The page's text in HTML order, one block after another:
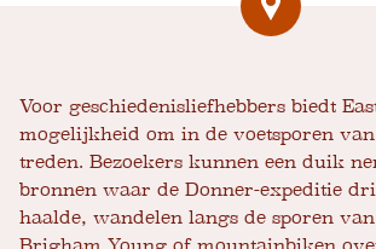
Voor geschiedenisliefhebbers biedt
mogelijkheid om in de voetsporen
treden. Bezoekers kunnen een duik
bronnen waar de Donner-expeditie
haalde, wandelen langs de sporen